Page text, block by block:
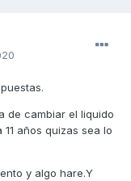
de cambiar el liquido
años quizas sea lo
y algo hare.Y